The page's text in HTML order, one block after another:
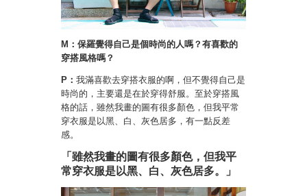
M：保羅覺得自己是個時尚的人嗎？有喜歡的
穿搭風格嗎？
P： 我滿喜歡去穿搭衣服的啊，但不覺得自己是
時尚的，主要還是在於穿得舒服。至於穿搭風
格的話，雖然我畫的圖有很多顏色，但我平常
穿衣服是以黑、白、灰色居多，有一點反差
感。
「雖然我畫的圖有很多顏色，但我平
常穿衣服是以黑、白、灰色居多。」